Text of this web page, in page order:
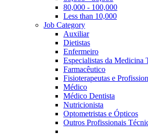
80,000 - 100,000
Less than 10,000
Job Category
Auxiliar
Dietistas
Enfermeiro
Especialistas da Medicina
Farmacêutico
Fisioterapeutas e
Médico
Médico Dentista
Nutricionista
Optometristas e Ópticos
Outros Profissionais